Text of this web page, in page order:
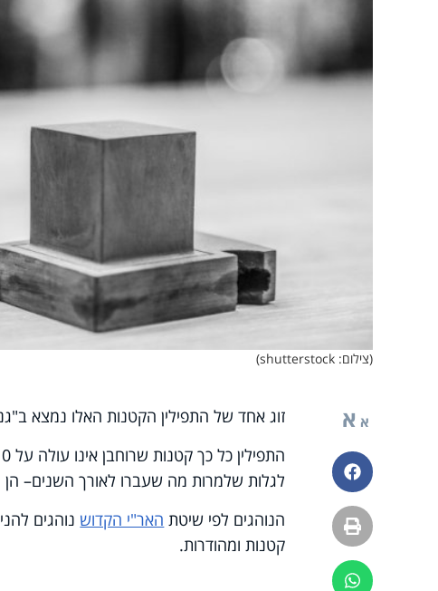
(צילום: shutterstock)
א א
פייסבוק
הדפסה
ווטסאפ
זוג אחד של התפילין הקטנות האלו נמצא
לגלות שלמרות מה שעברו לאורך השנים– הן
הנוהגים לפי שיטת האר"י הקדוש נוהגים
קטנות ומהודרות.